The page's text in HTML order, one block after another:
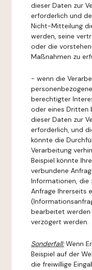
dieser Daten zur
erforderlich und
Nicht-Mitteilung
werden, seine
oder die
Maßnahmen zu
- wenn die
berechtigter
oder eines Dritten
dieser Daten zur
erforderlich, und
könnte die
Verarbeitung
Beispiel könnte
verbundene
Informationen, die
Anfrage Ihrerseits
bearbeitet werden
verzögert werden.
Sonderfall:Wenn
Beispiel auf der
die freiwillige